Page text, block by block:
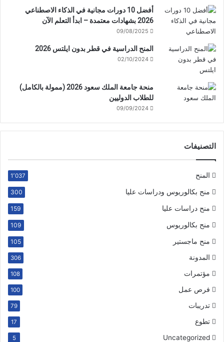
أفضل 10 دورات مجانية في الذكاء الاصطناعي
2026 بشهادات معتمدة – ابدأ التعلم الآن
09/08/2025
المنح الدراسية في قطر بدون ايلتس 2026
02/10/2024
منحة جامعة الملك سعود 2026 (ممولة بالكامل)
للطلاب الدوليين
09/09/2024
التصنيفات
المنح 1٬037
منح بكالوريوس ودراسات عليا 300
منح دراسات عليا 159
منح بكالوريوس 109
منح ماجستير 105
المدونة 306
مؤتمرات 108
فرص عمل 100
تدريبات 79
تطوع 17
Uncategorized
5